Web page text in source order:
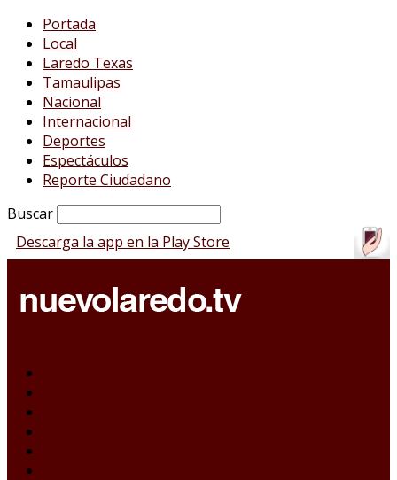
Portada
Local
Laredo Texas
Tamaulipas
Nacional
Internacional
Deportes
Espectáculos
Reporte Ciudadano
Buscar
Descarga la app en la Play Store